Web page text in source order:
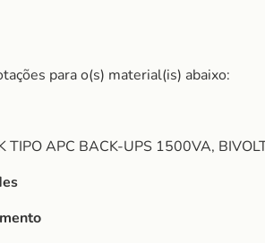
para o(s) material(is) abaixo:
TIPO APC BACK-UPS 1500VA,